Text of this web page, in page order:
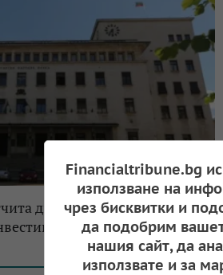
двуцифрен ръст на
19:27, 18.06.2025
Financialtribune.bg
използване на
чрез бисквитки и
да подобрим
нашия сайт, да
използвате и за